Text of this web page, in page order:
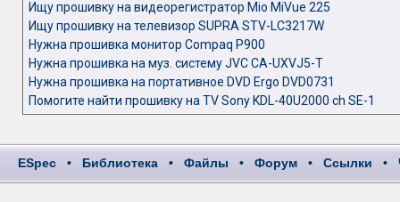
Ищу прошивку на видеорегистратор Mio MiVue 225
Ищу прошивку на телевизор SUPRA STV-LC3217W
Нужна прошивка монитор Сompaq P900
Нужна прошивка на муз. систему JVC CA-UXVJ5-T
Нужна прошивка на портативное DVD Ergo DVD0731
Помогите найти прошивку на TV Sony KDL-40U2000 ch SE-1
ESpec • Библиотека • Файлы • Форум • Ссылки •